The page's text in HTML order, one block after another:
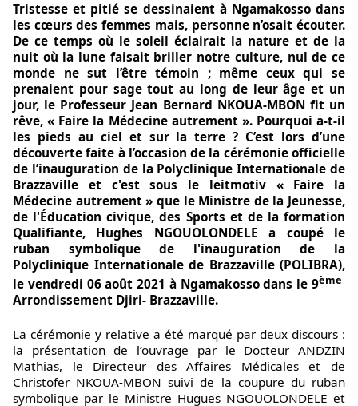
Tristesse et pitié se dessinaient à Ngamakosso dans
les cœurs des femmes mais, personne n’osait écouter.
De ce temps où le soleil éclairait la nature et de la
nuit où la lune faisait briller notre culture, nul de ce
monde ne sut l’être témoin ; même ceux qui se
prenaient pour sage tout au long de leur âge et un
jour, le Professeur Jean Bernard NKOUA-MBON fit un
rêve, « Faire la Médecine autrement ». Pourquoi a-t-il
les pieds au ciel et sur la terre ? C’est lors d’une
découverte faite à l’occasion de la cérémonie officielle
de l’inauguration de la Polyclinique Internationale de
Brazzaville et c'est sous le leitmotiv « Faire la
Médecine autrement » que le Ministre de la Jeunesse,
de l'Éducation civique, des Sports et de la formation
Qualifiante, Hughes NGOUOLONDELE a coupé le
ruban symbolique de l'inauguration de la
Polyclinique Internationale de Brazzaville (POLIBRA),
le vendredi 06 août 2021 à Ngamakosso dans le 9ème
Arrondissement Djiri- Brazzaville.
La cérémonie y relative a été marqué par deux discours :
la présentation de l’ouvrage par le Docteur ANDZIN
Mathias, le Directeur des Affaires Médicales et de
Christofer NKOUA-MBON suivi de la coupure du ruban
symbolique par le Ministre Hugues NGOUOLONDELE et